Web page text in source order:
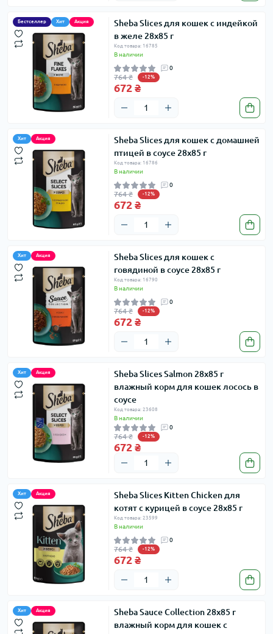
Бестселлер Хит Акция
Sheba Slices для кошек с индейкой
в желе 28х85 г
Код товара: 16785
В наличии
0
764 ₴ -12%
672 ₴
Хит Акция
Sheba Slices для кошек с домашней
птицей в соусе 28х85 г
Код товара: 16786
В наличии
0
764 ₴ -12%
672 ₴
Хит Акция
Sheba Slices для кошек с
говядиной в соусе 28х85 г
Код товара: 16790
В наличии
0
764 ₴ -12%
672 ₴
Хит Акция
Sheba Slices Salmon 28х85 г
влажный корм для кошек лосось в
соусе
Код товара: 23608
В наличии
0
764 ₴ -12%
672 ₴
Хит Акция
Sheba Slices Kitten Chicken для
котят с курицей в соусе 28х85 г
Код товара: 23599
В наличии
0
764 ₴ -12%
672 ₴
Хит Акция
Sheba Sauce Collection 28х85 г
влажный корм для кошек с